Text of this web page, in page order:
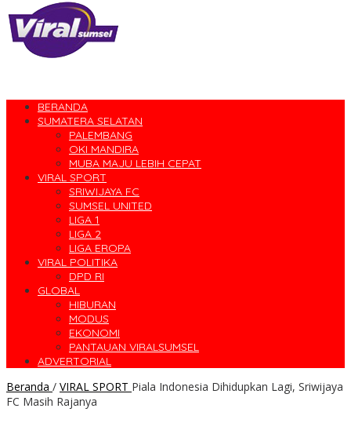
BERANDA
SUMATERA SELATAN
PALEMBANG
OKI MANDIRA
MUBA MAJU LEBIH CEPAT
VIRAL SPORT
SRIWIJAYA FC
SUMSEL UNITED
LIGA 1
LIGA 2
LIGA EROPA
VIRAL POLITIKA
DPD RI
GLOBAL
HIBURAN
MODUS
EKONOMI
PANTAUAN VIRALSUMSEL
ADVERTORIAL
Beranda / VIRAL SPORT Piala Indonesia Dihidupkan Lagi, Sriwijaya
FC Masih Rajanya